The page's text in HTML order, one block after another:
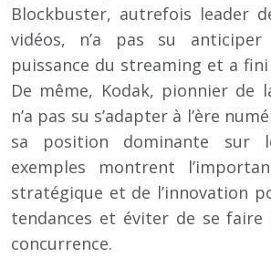
Blockbuster, autrefois leader
vidéos, n’a pas su
puissance du streaming et a
De même, Kodak, pionnier de
n’a pas su s’adapter à l’ère
sa position dominante sur
exemples montrent
stratégique et de l’innovation
tendances et éviter de se faire
concurrence.